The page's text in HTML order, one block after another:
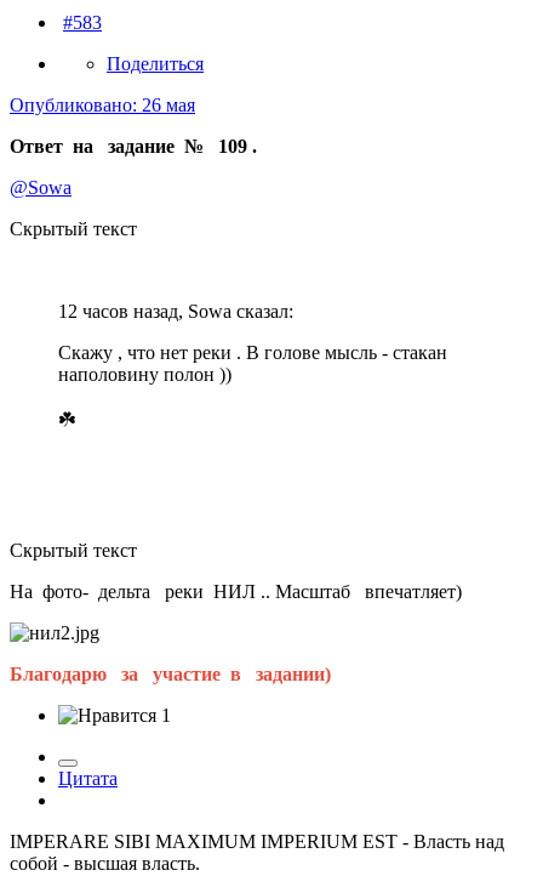
#583
Поделиться
Опубликовано: 26 мая
Ответ на задание № 109 .
@Sowa
Скрытый текст
12 часов назад, Sowa сказал:
Скажу , что нет реки . В голове мысль - стакан
наполовину полон ))
☘️
Скрытый текст
На фото- дельта реки НИЛ .. Масштаб впечатляет)
Благодарю за участие в задании)
1
Цитата
IMPERARE SIBI MAXIMUM IMPERIUM EST - Власть над
собой - высшая власть.